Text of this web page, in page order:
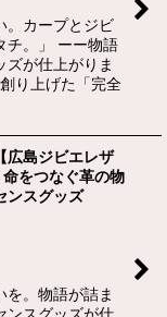
。カープとジビ
チ。」 ーー物語
ズが仕上がりま
り上げた「完全
広島ジビエレザ
をつなぐ革の物
ンスグッズ
を。物語が詰ま